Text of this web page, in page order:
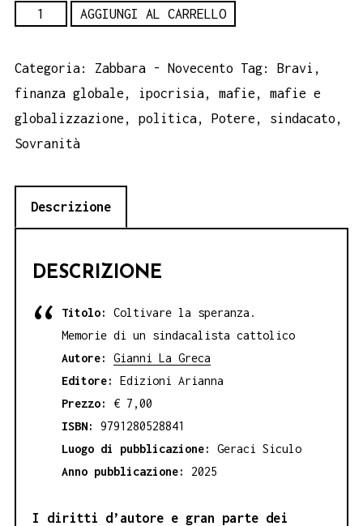
Coltivare
speranza.
Memorie
di
un
cattolico.
eBook
AGGIUNGI AL CARRELLO
Categoria: Zabbara - Novecento Tag: Bravi ,
finanza globale , ipocrisia, mafie , mafie e
globalizzazione , politica, Potere , sindacato ,
Sovranità
Descrizione
DESCRIZIONE
Titolo: Coltivare la speranza.
Memorie di un sindacalista cattolico
Autore:
Gianni La Greca
Editore: Edizioni Arianna
Prezzo: € 7,00
ISBN: 9791280528841
Luogo di pubblicazione: Geraci Siculo
Anno pubblicazione: 2025
I diritti d’autore e gran parte dei